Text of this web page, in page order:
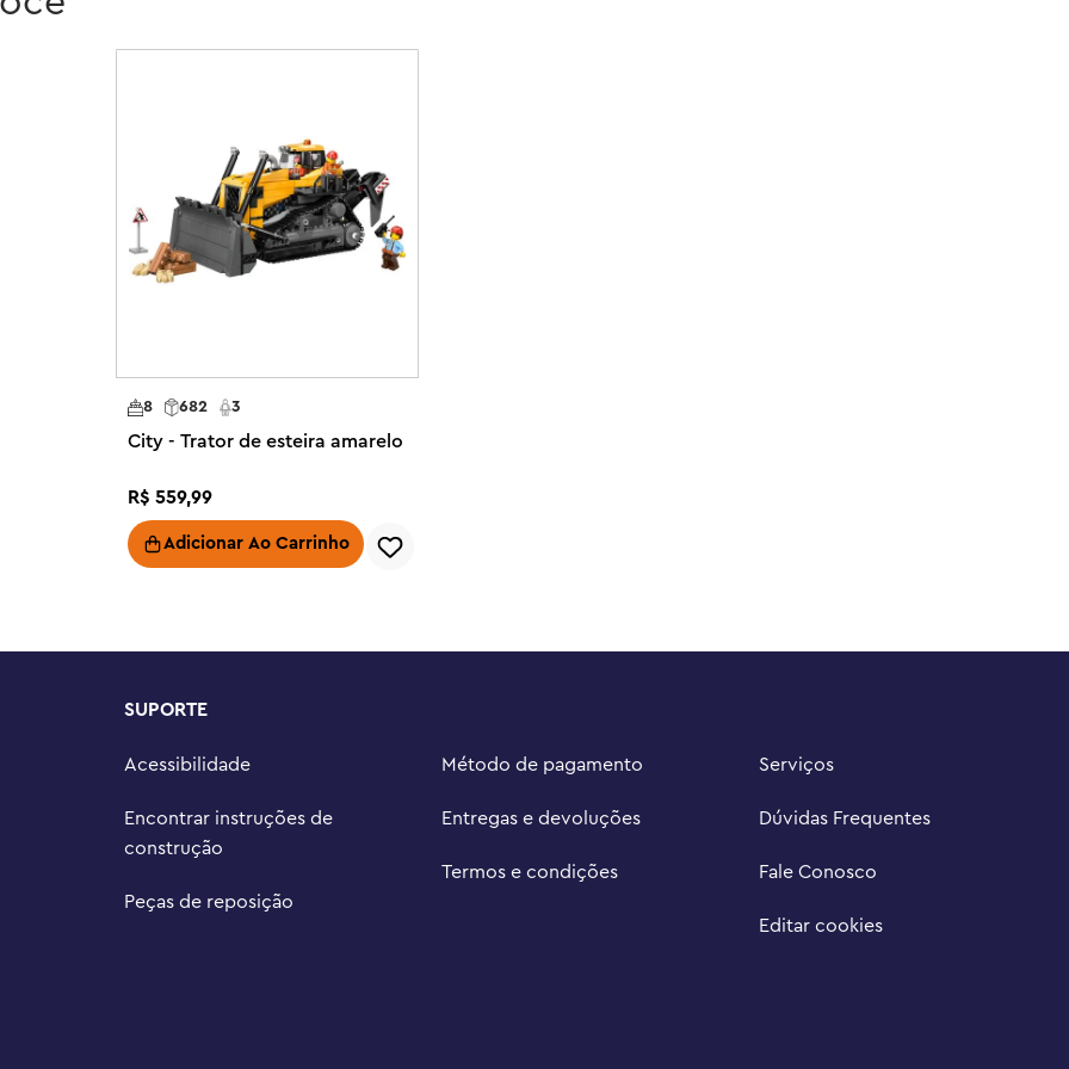
terrestres, aéreos e
de brincadeiras. O conjunto
por caminhões grandes
City Heavy-Duty Recovery
crianças podem acionar os
para reboque
– Dê este conjunto de
para meninos e meninas
conjuntos de brinquedos
podem dar asas à sua
e cidadãos que as motivam
e 6 cm de largura
682
8 3
City - Trator de esteira amarelo
R$ 559,99
Adicionar Ao Carrinho
SUPORTE
Acessibilidade
Encontrar instruções de
construção
Peças de reposição
Método de pagamento
Entregas e devoluções
Termos e condições
Serviços
Dúvidas Frequentes
Fale Conosco
Editar cookies